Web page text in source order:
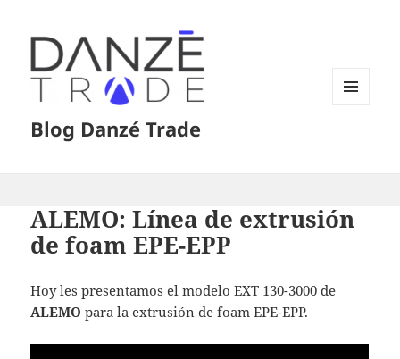
Blog Danzé Trade
ALEMO: Línea de extrusión
de foam EPE-EPP
Hoy les presentamos el modelo EXT 130-3000 de
ALEMO para la extrusión de foam EPE-EPP.